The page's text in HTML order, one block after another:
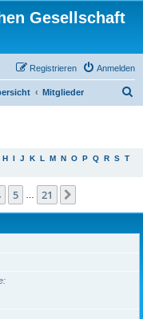
Gesellschaft
Anmelden
Registrieren
Mitglieder
H I J K L M N O P Q R S T
5 21